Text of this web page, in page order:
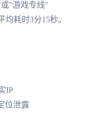
"游戏专线"
耗时3分15秒。
IP
位泄露